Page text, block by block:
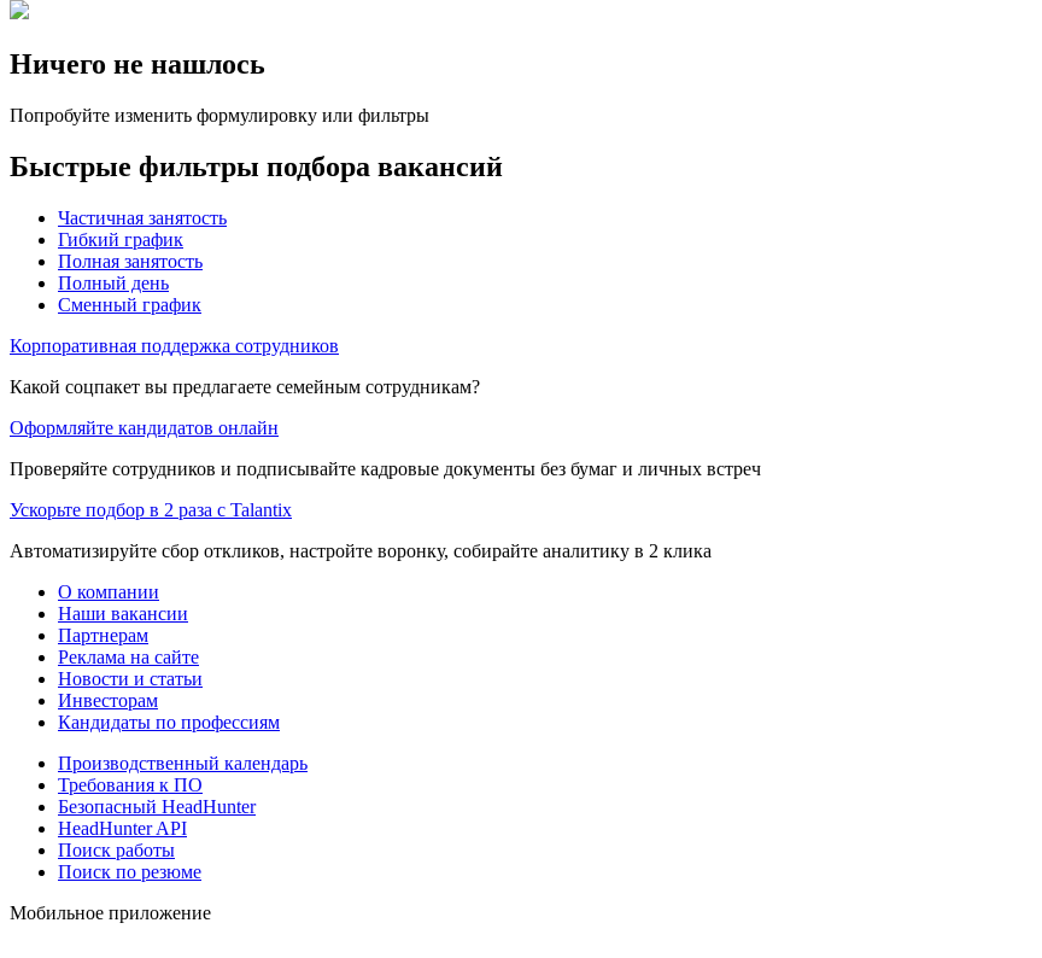
Ничего не нашлось
Попробуйте изменить формулировку или фильтры
Быстрые фильтры подбора вакансий
Частичная занятость
Гибкий график
Полная занятость
Полный день
Сменный график
Корпоративная поддержка сотрудников
Какой соцпакет вы предлагаете семейным сотрудникам?
Оформляйте кандидатов онлайн
Проверяйте сотрудников и подписывайте кадровые документы без бумаг и личных встреч
Ускорьте подбор в 2 раза с Talantix
Автоматизируйте сбор откликов, настройте воронку, собирайте аналитику в 2 клика
О компании
Наши вакансии
Партнерам
Реклама на сайте
Новости и статьи
Инвесторам
Кандидаты по профессиям
Производственный календарь
Требования к ПО
Безопасный HeadHunter
HeadHunter API
Поиск работы
Поиск по резюме
Мобильное приложение